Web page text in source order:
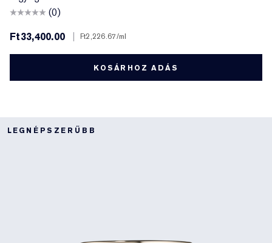
(0)
Ft33,400.00
Ft2,226.67/ml
KOSÁRHOZ ADÁS
LEGNÉPSZERŰBB